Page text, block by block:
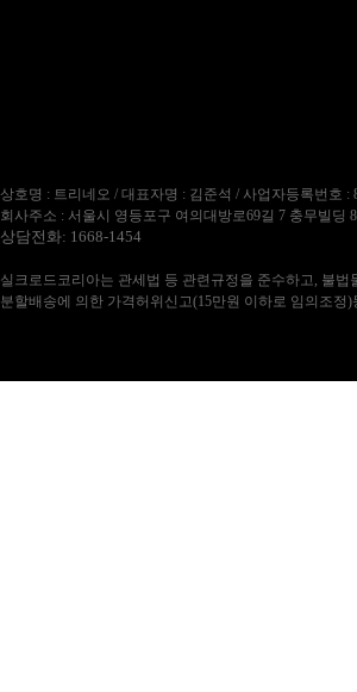
상호명 : 트리네오 / 대표자명 : 김준석 / 사업자등록번호 :
회사주소 : 서울시 영등포구 여의대방로69길 7 충무빌딩
상담전화: 1668-1454
실크로드코리아는 관세법 등 관련규정을 준수하고, 불법
분할배송에 의한 가격허위신고(15만원 이하로 임의조